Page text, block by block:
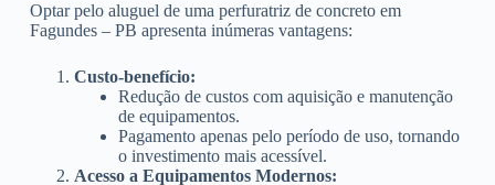
Optar pelo aluguel de uma perfuratriz de concreto em
Fagundes – PB apresenta inúmeras vantagens:
Custo-benefício:
Redução de custos com aquisição e manutenção
de equipamentos.
Pagamento apenas pelo período de uso, tornando
o investimento mais acessível.
Acesso a Equipamentos Modernos: